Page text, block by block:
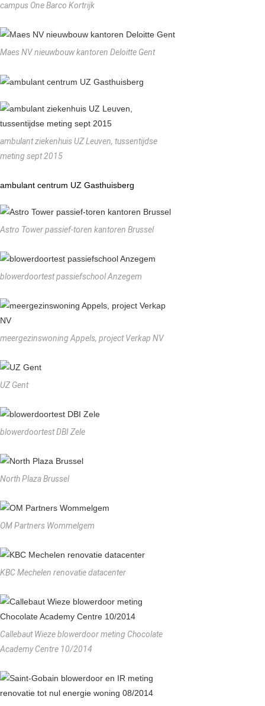
campus One Barco Kortrijk
Maes NV nieuwbouw kantoren Deloitte Gent
ambulant ziekenhuis UZ Leuven, tussentijdse
meting sept 2015
ambulant centrum UZ Gasthuisberg
Astro Tower passief-toren kantoren Brussel
blowerdoortest passiefschool Anzegem
meergezinswoning Appels, project Verkap NV
UZ Gent
blowerdoortest DBI Zele
North Plaza Brussel
OM Partners Wommelgem
KBC Mechelen renovatie datacenter
Callebaut Wieze blowerdoor meting Chocolate
Academy Centre 10/2014